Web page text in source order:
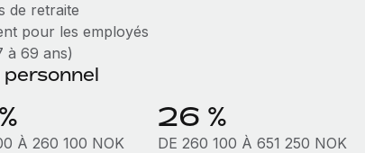
de retraite
pour les employés
à 69 ans)
personnel
À 260 100 NOK
26 %
DE 260 100 À 651 250 NOK